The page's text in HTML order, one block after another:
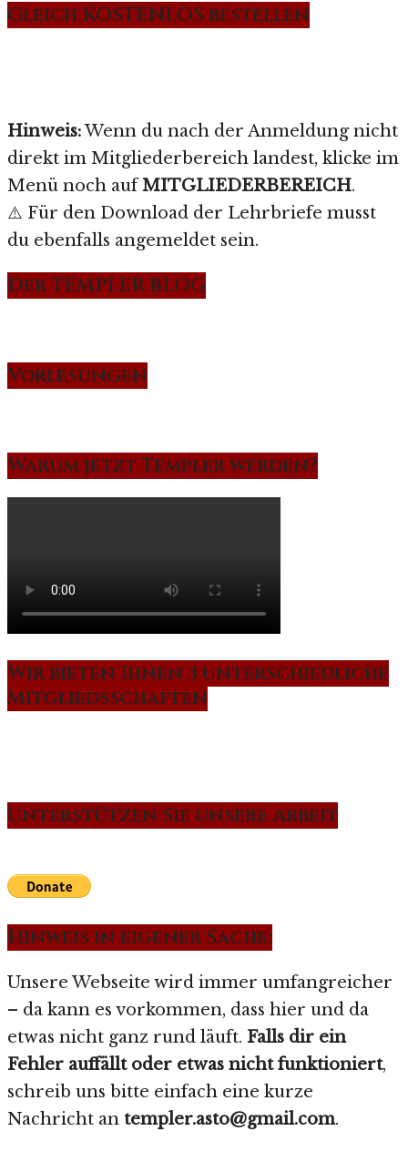
Gleich KOSTENLOS bestellen
Hinweis:Wenn du nach der Anmeldung nicht
direkt im Mitgliederbereich landest, klicke im
Menü noch aufMITGLIEDERBEREICH.
⚠️ Für den Download der Lehrbriefe musst
du ebenfalls angemeldet sein.
Der TEMPLER BLOG
Vorlesungen
Warum jetzt Templer werden?
Wir bieten Ihnen 3 unterschiedliche
Mitgliedsschaften
Unterstützen Sie unsere Arbeit
Hinweis in eigener Sache:
Unsere Webseite wird immer umfangreicher
– da kann es vorkommen, dass hier und da
etwas nicht ganz rund läuft. Falls dir ein
Fehler auffällt oder etwas nicht funktioniert,
schreib uns bitte einfach eine kurze
Nachricht an templer.asto@gmail.com.